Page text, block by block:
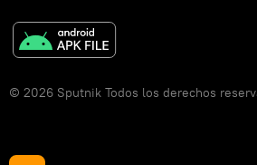
© 2026 Sputnik Todos los derechos